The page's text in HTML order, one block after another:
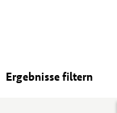
Ergebnisse filtern